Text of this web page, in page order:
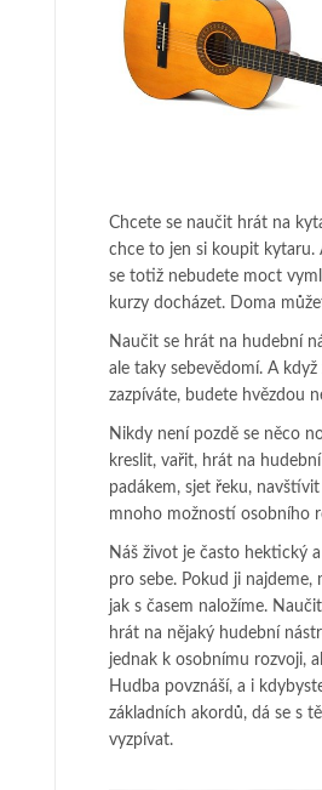
Chcete se naučit hrát na
chce to jen si koupit kytaru.
se totiž nebudete moct
kurzy docházet. Doma
Naučit se hrát na hudební
ale taky sebevědomí. A
zazpíváte, budete hvězdou
Nikdy není pozdě se něco
kreslit, vařit, hrát na
padákem, sjet řeku,
mnoho možností osobního
Náš život je často hektický
pro sebe. Pokud ji najdeme,
jak s časem naložíme.
hrát na nějaký hudební
jednak k osobnímu rozvoji,
Hudba povznáší, a i
základních akordů, dá se s
vyzpívat.